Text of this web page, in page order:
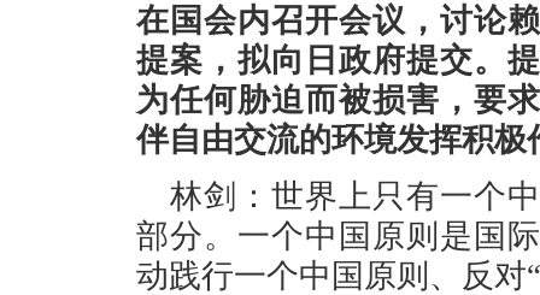
在国会内召开会议，讨论
提案，拟向日政府提交。
为任何胁迫而被损害，要
伴自由交流的环境发挥积
林剑：世界上只有一个
部分。一个中国原则是国
动践行一个中国原则、反对